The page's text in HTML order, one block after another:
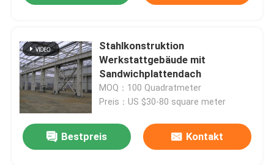
Eischicht-Hühnerkäfig
Hühnerkäfig für Broiler
Bodenanlage für Broiler
Stahlkonstruktion
Werkstattgebäude mit
Sandwichplattendach
MOQ：100 Quadratmeter
Preis：US $30-80 square meter
Bestpreis Kontakt